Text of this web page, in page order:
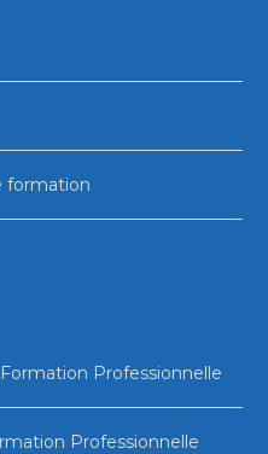
formation
Professionnelle
Professionnelle